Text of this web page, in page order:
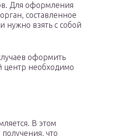
Для оформления
составленное
нужно взять с собой
оформить
необходимо
В этом
что